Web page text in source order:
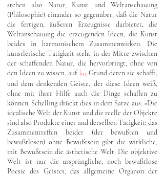
stehen also Natur, Kunst und Weltanschauung
(Philosophie) einander so gegenüber, daß die Natur
die fertigen, äußeren Erzeugnisse darbietet, die
Weltanschauung die erzeugenden Ideen, die Kunst
beides in harmonischem Zusammenwirken. Die
künstlerische Tätigkeit steht in der Mitte zwischen
der schaffenden Natur, die hervorbringt, ohne von
den Ideen zu wissen, auf 145Grund deren sie schafft,
und dem denkenden Geiste, der diese Ideen weiß,
ohne mit ihrer Hilfe auch die Dinge schaffen zu
können. Schelling drückt dies in dem Satze aus: »Die
idealische Welt der Kunst und die reelle der Objekte
sind also Produkte einer und derselben Tätigkeit; das
Zusammentreffen beider (der bewußten und
bewußtlosen) ohne Bewußtsein gibt die wirkliche,
mit Bewußtsein die ästhetische Welt. Die objektive
Welt ist nur die ursprüngliche, noch bewußtlose
Poesie des Geistes, das allgemeine Organon der